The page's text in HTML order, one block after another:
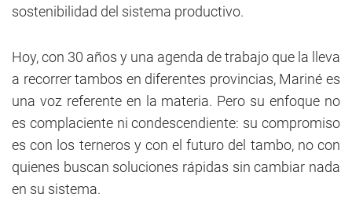
sostenibilidad del sistema productivo.
Hoy, con 30 años y una agenda de trabajo que la lleva
a recorrer tambos en diferentes provincias, Mariné es
una voz referente en la materia. Pero su enfoque no
es complaciente ni condescendiente: su compromiso
es con los terneros y con el futuro del tambo, no con
quienes buscan soluciones rápidas sin cambiar nada
en su sistema.